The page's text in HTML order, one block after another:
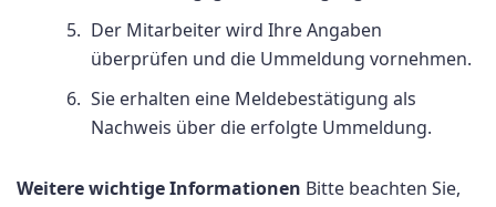
Der Mitarbeiter wird Ihre Angaben
überprüfen und die Ummeldung vornehmen.
Sie erhalten eine Meldebestätigung als
Nachweis über die erfolgte Ummeldung.
Weitere wichtige Informationen Bitte beachten Sie,